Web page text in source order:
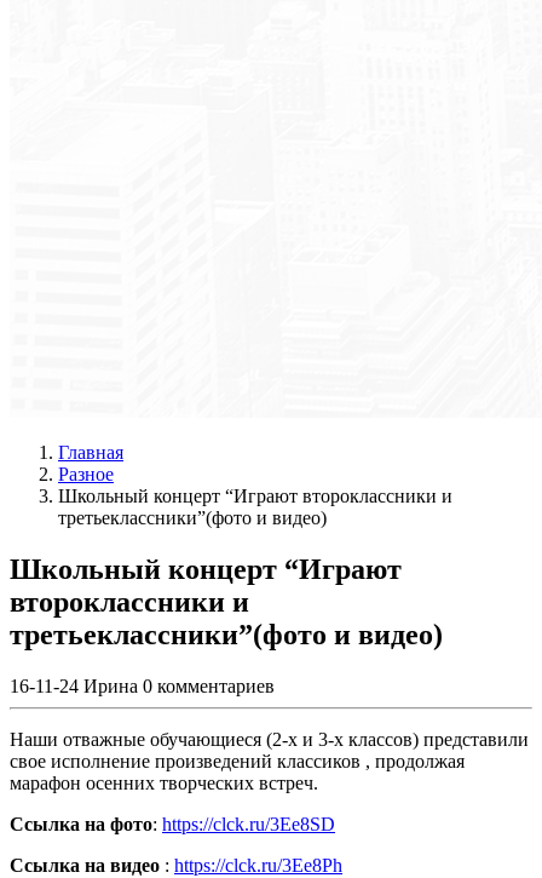
Главная
Разное
Школьный концерт “Играют второклассники и
третьеклассники”(фото и видео)
Школьный концерт “Играют
второклассники и
третьеклассники”(фото и видео)
16-11-24 Ирина 0 комментариев
Наши отважные обучающиеся (2-х и 3-х классов) представили
свое исполнение произведений классиков , продолжая
марафон осенних творческих встреч.
Ссылка на фото: https://clck.ru/3Ee8SD
Ссылка на видео : https://clck.ru/3Ee8Ph